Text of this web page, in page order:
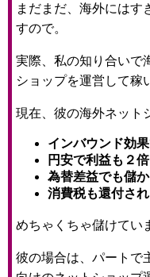
まだまだ、海外にはす
すので。
実際、私の知り合いで
ショップを運営して稼
現在、彼の海外ネット
インバウンド効
円安で利益も２
為替差益でも儲か
消費税も還付され
めちゃくちゃ儲けてい
彼の場合は、パートで